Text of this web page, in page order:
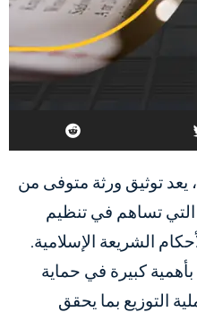
يعد توثيق ورثة متوفى من
التي تساهم في تنظيم
الشريعة الإسلامية.
كبيرة في حماية
التوزيع بما يحقق